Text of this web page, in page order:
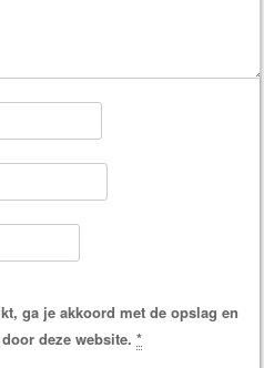
ga je akkoord met de opslag en
deze website.*